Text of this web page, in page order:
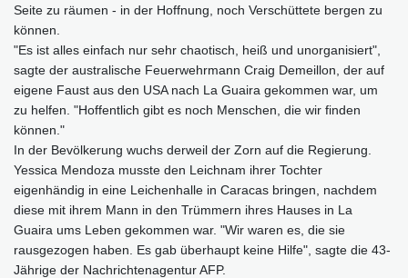
Seite zu räumen - in der Hoffnung, noch Verschüttete bergen zu
können.
"Es ist alles einfach nur sehr chaotisch, heiß und unorganisiert",
sagte der australische Feuerwehrmann Craig Demeillon, der auf
eigene Faust aus den USA nach La Guaira gekommen war, um
zu helfen. "Hoffentlich gibt es noch Menschen, die wir finden
können."
In der Bevölkerung wuchs derweil der Zorn auf die Regierung.
Yessica Mendoza musste den Leichnam ihrer Tochter
eigenhändig in eine Leichenhalle in Caracas bringen, nachdem
diese mit ihrem Mann in den Trümmern ihres Hauses in La
Guaira ums Leben gekommen war. "Wir waren es, die sie
rausgezogen haben. Es gab überhaupt keine Hilfe", sagte die 43-
Jährige der Nachrichtenagentur AFP.